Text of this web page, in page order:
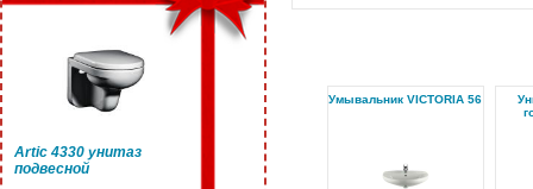
Artic 4330 унитаз
подвесной
Умывальник VICTORIA 56